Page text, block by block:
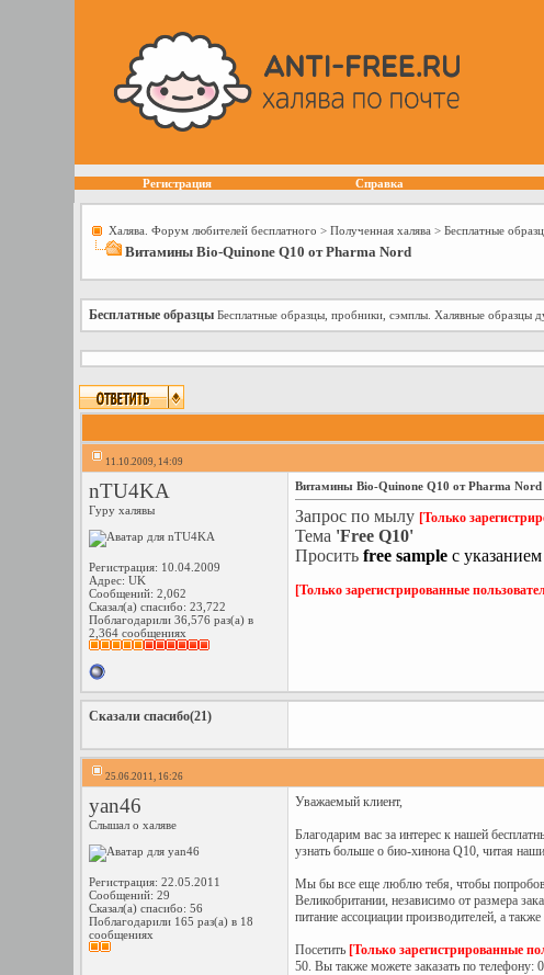
Регистрация Справка
Халява. Форум любителей бесплатного > Полученная халява > Бесплатные
Витамины Bio-Quinone Q10 от Pharma Nord
Бесплатные образцы Бесплатные образцы, пробники, сэмплы. Халявные образцы
11.10.2009, 14:09
nTU4KA
Гуру халявы
Регистрация: 10.04.2009
Адрес: UK
Сообщений: 2,062
Сказал(а) спасибо: 23,722
Поблагодарили 36,576 раз(а) в
2,364 сообщениях
Витамины Bio-Quinone Q10 от Pharma Nord
Запрос по мылу [Только
Тема 'Free Q10'
Проситьfree sampleс
[Только зарегистрированные
Сказали спасибо(21)
25.06.2011, 16:26
yan46
Слышал о халяве
Регистрация: 22.05.2011
Сообщений: 29
Сказал(а) спасибо: 56
Поблагодарили 165 раз(а) в 18
сообщениях
Уважаемый клиент,
Благодарим вас за интерес к нашей
узнать больше о био-хинона Q10, читая
Мы бы все еще люблю тебя, чтобы
Великобритании, независимо от размера
питание ассоциации производителей, а
Посетить [Только зарегистрированные
50. Вы также можете заказать по